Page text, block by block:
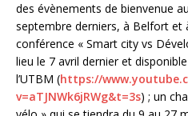
des évènements de bienvenue
septembre derniers, à Belfort et
conférence « Smart city vs
lieu le 7 avril dernier et
l’UTBM (https://
v=aTJNWk6jRWg&t=3s) ; un